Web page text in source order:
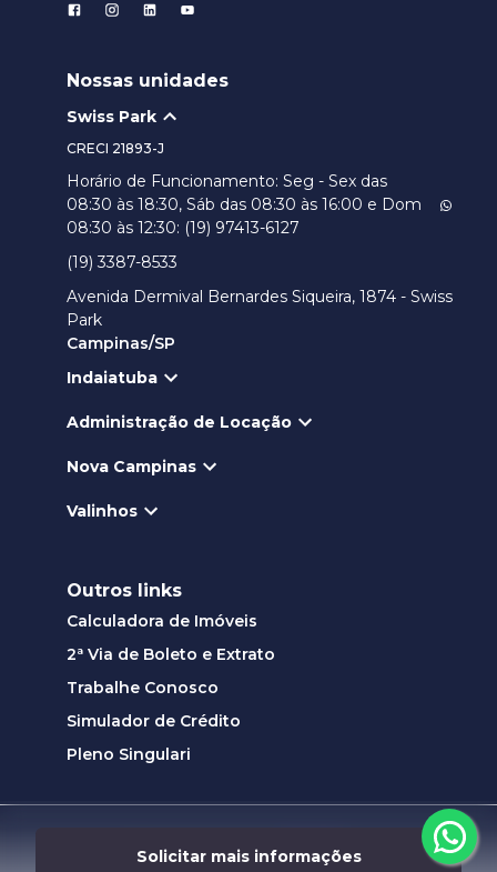
Solicitar mais informações
Nossas unidades
Swiss Park
CRECI 21893-J
Horário de Funcionamento: Seg - Sex das
08:30 às 18:30, Sáb das 08:30 às 16:00 e Dom
08:30 às 12:30: (19) 97413-6127
(19) 3387-8533
Avenida Dermival Bernardes Siqueira, 1874 - Swiss
Park
Campinas/SP
Indaiatuba
Administração de Locação
Nova Campinas
Valinhos
Outros links
Calculadora de Imóveis
2ª Via de Boleto e Extrato
Trabalhe Conosco
Simulador de Crédito
Pleno Singulari
Desenvolvido por